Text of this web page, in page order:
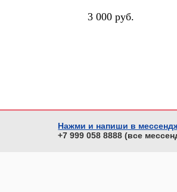
3 000 руб.
Нажми и напиши в
+7 999 058 8888 (все